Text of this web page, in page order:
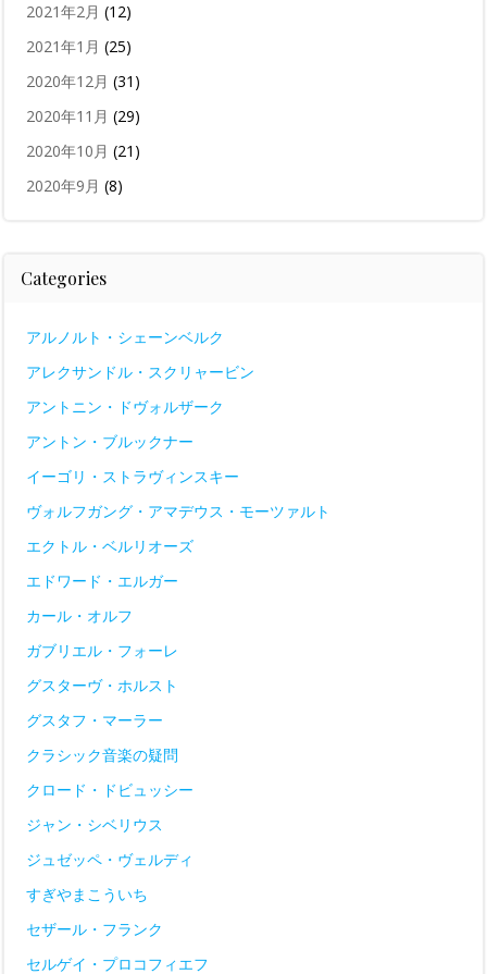
2021年2月 (12)
2021年1月 (25)
2020年12月 (31)
2020年11月 (29)
2020年10月 (21)
2020年9月 (8)
Categories
アルノルト・シェーンベルク
アレクサンドル・スクリャービン
アントニン・ドヴォルザーク
アントン・ブルックナー
イーゴリ・ストラヴィンスキー
ヴォルフガング・アマデウス・モーツァルト
エクトル・ベルリオーズ
エドワード・エルガー
カール・オルフ
ガブリエル・フォーレ
グスターヴ・ホルスト
グスタフ・マーラー
クラシック音楽の疑問
クロード・ドビュッシー
ジャン・シベリウス
ジュゼッペ・ヴェルディ
すぎやまこういち
セザール・フランク
セルゲイ・プロコフィエフ